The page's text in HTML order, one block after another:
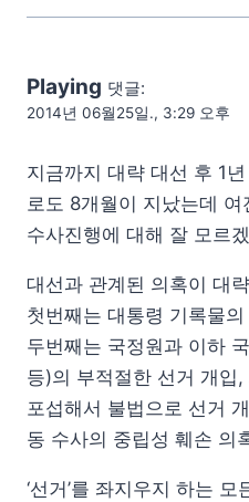
Playing 댓글:
2014년 06월25일., 3:29 오후
지금까지 대략 대선 후 1
로도 8개월이 지났는데
수사진행에 대해 잘 모르
대선과 관계된 의혹이 대
첫번째는 대통령 기록물
두번째는 국정원과 이하
등)의 부적절한 선거 개입
포섭해서 불법으로 선거
동 수사의 중립성 훼손 의
‘선거’를 좌지우지 하는